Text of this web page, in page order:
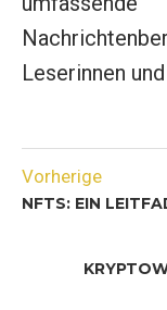
Leserinnen
Vorherige
NFTS: EIN